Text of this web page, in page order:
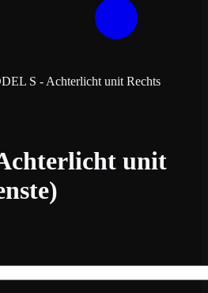
S - Achterlicht unit Rechts
unit